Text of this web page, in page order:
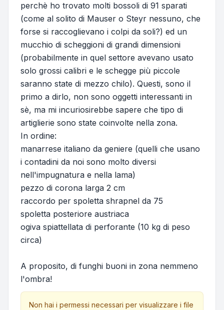
perchè ho trovato molti bossoli di 91 sparati
(come al solito di Mauser o Steyr nessuno, che
forse si raccoglievano i colpi da soli?) ed un
mucchio di scheggioni di grandi dimensioni
(probabilmente in quel settore avevano usato
solo grossi calibri e le schegge più piccole
saranno state di mezzo chilo). Questi, sono il
primo a dirlo, non sono oggetti interessanti in
sè, ma mi incuriosirebbe sapere che tipo di
artiglierie sono state coinvolte nella zona.
In ordine:
manarrese italiano da geniere (quelli che usano
i contadini da noi sono molto diversi
nell'impugnatura e nella lama)
pezzo di corona larga 2 cm
raccordo per spoletta shrapnel da 75
spoletta posteriore austriaca
ogiva spiattellata di perforante (10 kg di peso
circa)
A proposito, di funghi buoni in zona nemmeno
l'ombra!
Non hai i permessi necessari per visualizzare i file